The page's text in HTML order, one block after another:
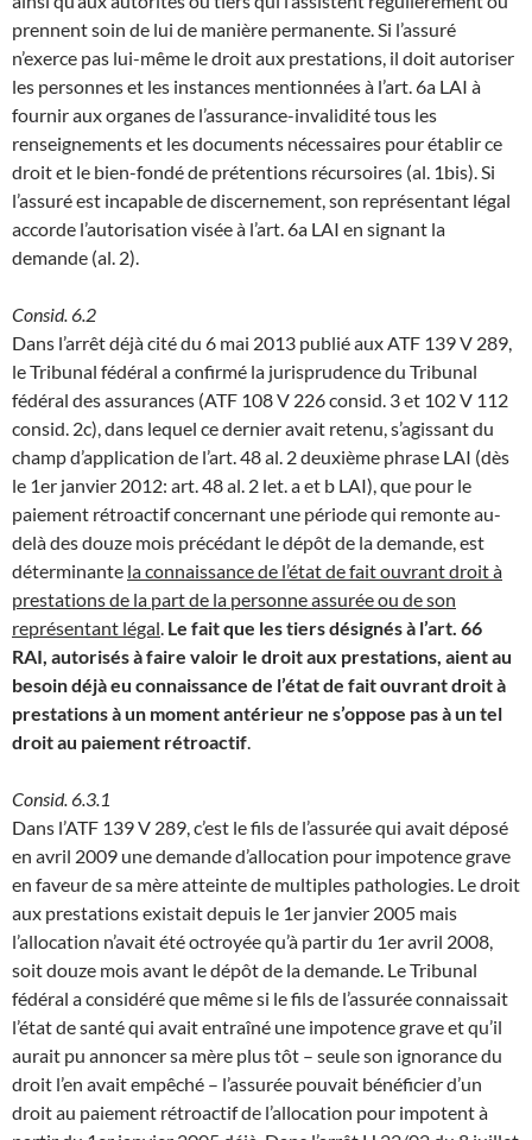
prennent soin de lui de manière permanente. Si l’assuré
n’exerce pas lui-même le droit aux prestations, il doit autoriser
les personnes et les instances mentionnées à l’art. 6a LAI à
fournir aux organes de l’assurance-invalidité tous les
renseignements et les documents nécessaires pour établir ce
droit et le bien-fondé de prétentions récursoires (al. 1bis). Si
l’assuré est incapable de discernement, son représentant légal
accorde l’autorisation visée à l’art. 6a LAI en signant la
demande (al. 2).
Consid. 6.2
Dans l’arrêt déjà cité du 6 mai 2013 publié aux ATF 139 V 289,
le Tribunal fédéral a confirmé la jurisprudence du Tribunal
fédéral des assurances (ATF 108 V 226 consid. 3 et 102 V 112
consid. 2c), dans lequel ce dernier avait retenu, s’agissant du
champ d’application de l’art. 48 al. 2 deuxième phrase LAI (dès
le 1er janvier 2012: art. 48 al. 2 let. a et b LAI), que pour le
paiement rétroactif concernant une période qui remonte au-
delà des douze mois précédant le dépôt de la demande, est
déterminante la connaissance de l’état de fait ouvrant droit à
prestations de la part de la personne assurée ou de son
représentant légal Le fait que les tiers désignés à l’art. 66
RAI, autorisés à faire valoir le droit aux prestations, aient au
besoin déjà eu connaissance de l’état de fait ouvrant droit à
prestations à un moment antérieur ne s’oppose pas à un tel
droit au paiement rétroactif
Consid. 6.3.1
Dans l’ATF 139 V 289, c’est le fils de l’assurée qui avait déposé
en avril 2009 une demande d’allocation pour impotence grave
en faveur de sa mère atteinte de multiples pathologies. Le droit
aux prestations existait depuis le 1er janvier 2005 mais
l’allocation n’avait été octroyée qu’à partir du 1er avril 2008,
soit douze mois avant le dépôt de la demande. Le Tribunal
fédéral a considéré que même si le fils de l’assurée connaissait
l’état de santé qui avait entraîné une impotence grave et qu’il
aurait pu annoncer sa mère plus tôt – seule son ignorance du
droit l’en avait empêché – l’assurée pouvait bénéficier d’un
droit au paiement rétroactif de l’allocation pour impotent à